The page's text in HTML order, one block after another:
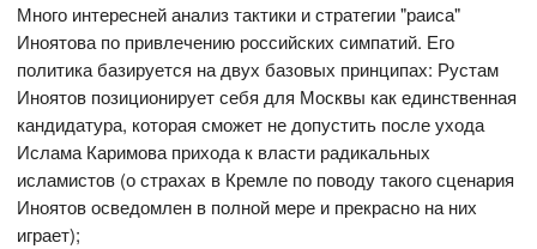
Много интересней анализ тактики и стратегии "раиса"
Иноятова по привлечению российских симпатий. Его
политика базируется на двух базовых принципах: Рустам
Иноятов позиционирует себя для Москвы как единственная
кандидатура, которая сможет не допустить после ухода
Ислама Каримова прихода к власти радикальных
исламистов (о страхах в Кремле по поводу такого сценария
Иноятов осведомлен в полной мере и прекрасно на них
играет);